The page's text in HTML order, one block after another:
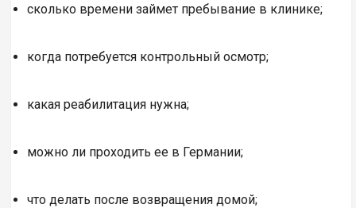
сколько времени займет пребывание в клинике;
когда потребуется контрольный осмотр;
какая реабилитация нужна;
можно ли проходить ее в Германии;
что делать после возвращения домой;